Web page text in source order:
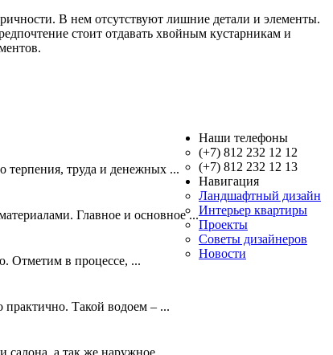
В нем отсутствуют лишние детали и элементы.
стоит отдавать хвойным кустарникам и
терпения, труда и денежных ...
Главное и основное ...
Отметим в процессе, ...
практично. Такой водоем – ...
салона, а так же наружное ...
Наши телефоны
(+7) 812 232 12 12
(+7) 812 232 12 13
Навигация
Ландшафтный дизайн
Интерьер квартиры
Проекты
Советы дизайнеров
Новости